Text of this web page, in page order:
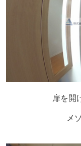
扉を開
メ